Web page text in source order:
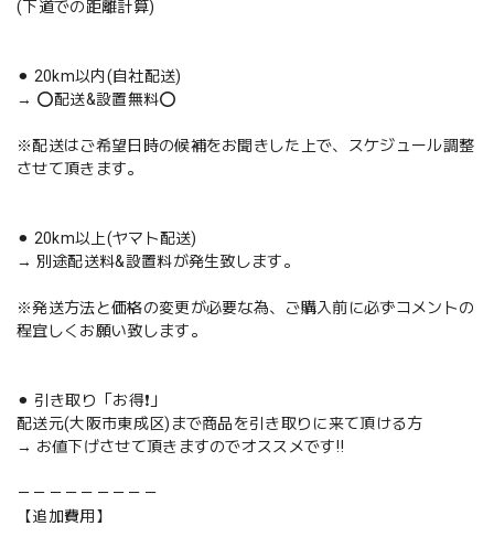
(下道での距離計算)
⚫︎ 20km以内(自社配送)
→ ⭕️配送&設置無料⭕️
※配送はご希望日時の候補をお聞きした上で、スケジュール調整
させて頂きます。
⚫︎ 20km以上(ヤマト配送)
→ 別途配送料&設置料が発生致します。
※発送方法と価格の変更が必要な為、ご購入前に必ずコメントの
程宜しくお願い致します。
⚫︎ 引き取り「お得❗️」
配送元(大阪市東成区)まで商品を引き取りに来て頂ける方
→ お値下げさせて頂きますのでオススメです‼️
－－－－－－－－－
【追加費用】